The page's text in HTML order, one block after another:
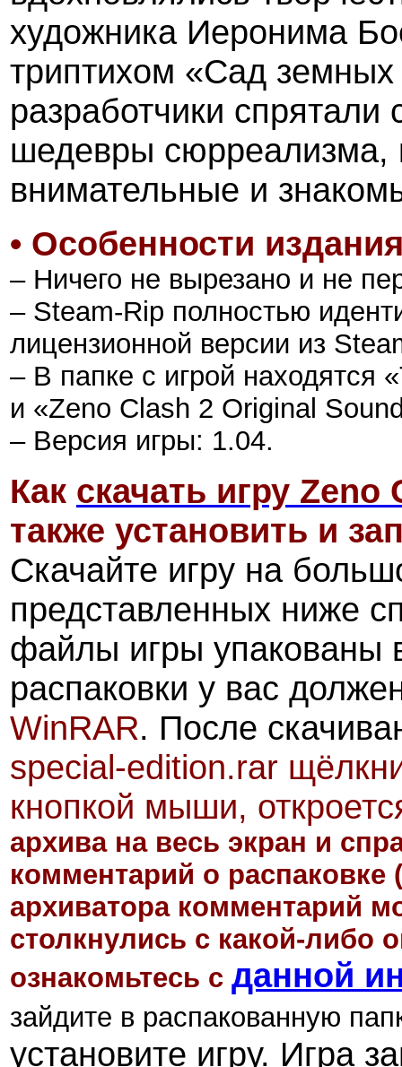
художника Иеронима
триптихом «Сад
разработчики
шедевры сюрреализма,
внимательные и
• Особенности
– Ничего не вырезано и не
– Steam-Rip полностью
лицензионной версии из
– В папке с игрой находятся
и «Zeno Clash 2 Original
– Версия игры: 1.04.
Как скачать игру Zeno
также установить и
Скачайте игру на
представленных ниже
файлы игры упакованы
распаковки у вас
WinRAR. После
special-edition.rar
кнопкой мыши,
архива на весь экран и
комментарий о распаковке
архиватора комментарий
столкнулись с какой-либо
ознакомьтесь с данной
зайдите в распакованную
установите игру. Игра